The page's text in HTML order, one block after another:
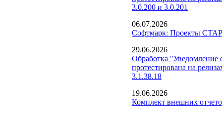
3.0.200 и 3.0.201
06.07.2026
Софтмарк: Проекты
29.06.2026
Обработка "Уведомление
протестирована на
3.1.38.18
19.06.2026
Комплект внешних